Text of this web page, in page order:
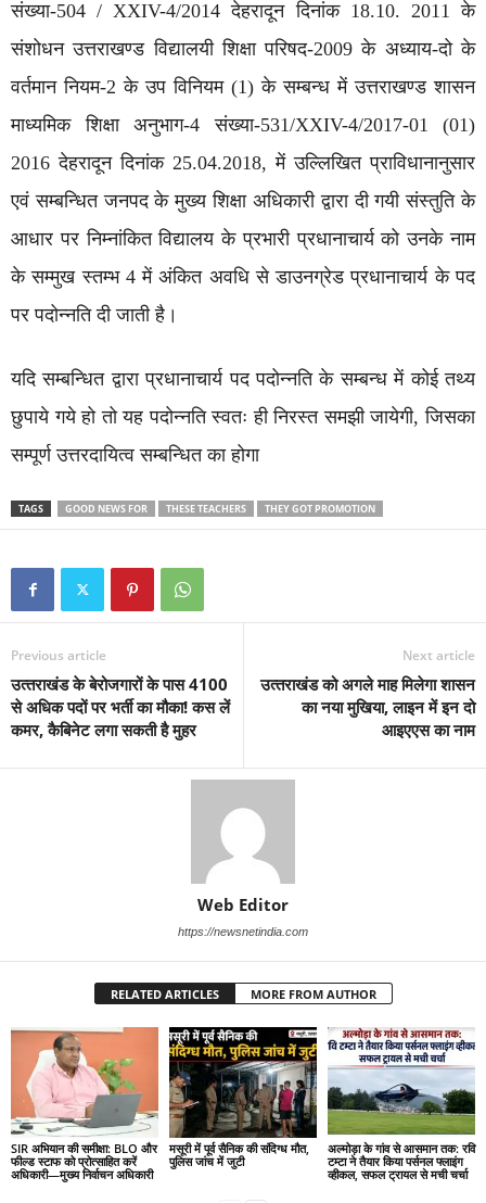
संख्या-504 / XXIV-4/2014 देहरादून दिनांक 18.10. 2011 के
संशोधन उत्तराखण्ड विद्यालयी शिक्षा परिषद-2009 के अध्याय-दो के
वर्तमान नियम-2 के उप विनियम (1) के सम्बन्ध में उत्तराखण्ड शासन
माध्यमिक शिक्षा अनुभाग-4 संख्या-531/XXIV-4/2017-01 (01)
2016 देहरादून दिनांक 25.04.2018, में उल्लिखित प्राविधानानुसार
एवं सम्बन्धित जनपद के मुख्य शिक्षा अधिकारी द्वारा दी गयी संस्तुति के
आधार पर निम्नांकित विद्यालय के प्रभारी प्रधानाचार्य को उनके नाम
के सम्मुख स्तम्भ 4 में अंकित अवधि से डाउनग्रेड प्रधानाचार्य के पद
पर पदोन्नति दी जाती है।
यदि सम्बन्धित द्वारा प्रधानाचार्य पद पदोन्नति के सम्बन्ध में कोई तथ्य
छुपाये गये हो तो यह पदोन्नति स्वतः ही निरस्त समझी जायेगी, जिसका
सम्पूर्ण उत्तरदायित्व सम्बन्धित का होगा
TAGS GOOD NEWS FOR THESE TEACHERS THEY GOT PROMOTION
Previous article
उत्‍तराखंड के बेरोजगारों के पास 4100
से अधिक पदों पर भर्ती का मौका! कस लें
कमर, कैबिनेट लगा सकती है मुहर
Next article
उत्‍तराखंड को अगले माह मिलेगा शासन
का नया मुखिया, लाइन में इन दो
आइएएस का नाम
Web Editor
https://newsnetindia.com
RELATED ARTICLES MORE FROM AUTHOR
SIR अभियान की समीक्षा: BLO और
फील्ड स्टाफ को प्रोत्साहित करें
अधिकारी—मुख्य निर्वाचन अधिकारी
मसूरी में पूर्व सैनिक की संदिग्ध मौत,
पुलिस जांच में जुटी
अल्मोड़ा के गांव से आसमान तक: रवि
टम्टा ने तैयार किया पर्सनल फ्लाइंग
व्हीकल, सफल ट्रायल से मची चर्चा